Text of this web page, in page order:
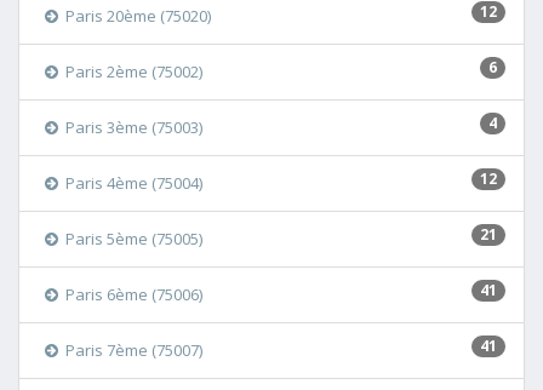
12
Paris 20ème (75020)
6
Paris 2ème (75002)
4
Paris 3ème (75003)
12
Paris 4ème (75004)
21
Paris 5ème (75005)
41
Paris 6ème (75006)
41
Paris 7ème (75007)